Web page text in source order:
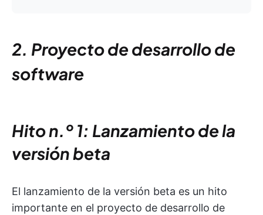
2. Proyecto de desarrollo de
software
Hito n.º 1: Lanzamiento de la
versión beta
El lanzamiento de la versión beta es un hito
importante en el proyecto de desarrollo de